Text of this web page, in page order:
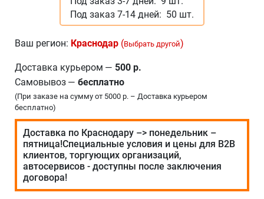
Под заказ 7-14 дней: 50 шт.
Ваш регион: Краснодар (Выбрать другой)
Доставка курьером — 500 р.
Самовывоз — бесплатно
(При заказе на сумму от 5000 р. – Доставка курьером
бесплатно)
Доставка по Краснодару –> понедельник –
пятница!Специальные условия и цены для В2В
клиентов, торгующих организаций,
автосервисов - доступны после заключения
договора!